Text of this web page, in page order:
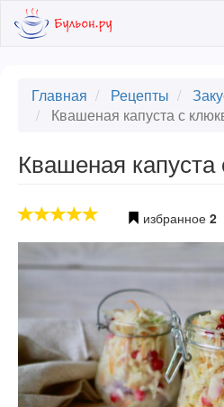
Skip
Главная Рецепты
Квашеная капуста с
Квашеная капуста
избранное 2